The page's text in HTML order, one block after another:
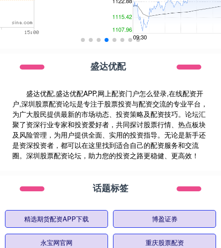
盛达优配
盛达优配,盛达优配APP,网上配资门户怎么登录,在线配资开
户,深圳股票配资论坛是专注于股票投资与配资交流的专业平台，
为广大股民提供最新的市场动态、投资策略及配资技巧。论坛汇
聚了资深行业专家和投资爱好者，共同探讨股票行情、热点板块
及风险管理，为用户提供全面、实用的投资指导。无论是新手还
是资深投资者，都可以在这里找到适合自己的配资服务和交流
圈。深圳股票配资论坛，助力您的投资之路更稳健、更高效！
话题标签
精选期货配资APP下载 博盈证券
永宝网官网 重庆股票配资